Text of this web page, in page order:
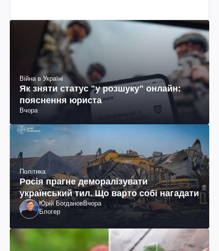
Війна в Україні
Як зняти статус "у розшуку" онлайн:
пояснення юриста
Вчора
Політика
Росія прагне деморалізувати
український тил. Що варто собі нагадати
Юрій БогдановВчора
Блогер